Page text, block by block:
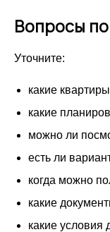
Вопросы
Уточните:
какие
какие
можно ли
есть ли
когда можно
какие
какие условия